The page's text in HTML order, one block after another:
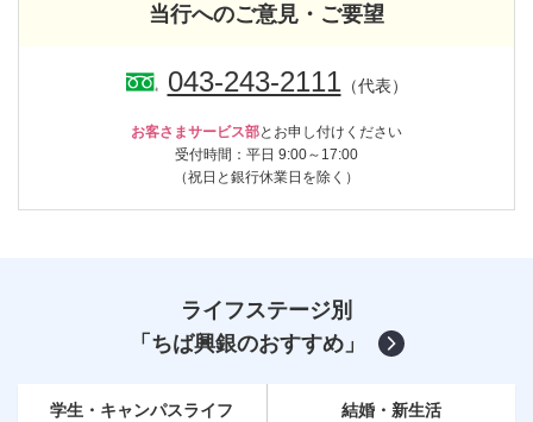
当行へのご意見・ご要望
043-243-2111（代表）
お客さまサービス部とお申し付けください
受付時間：平日 9:00～17:00
（祝日と銀行休業日を除く）
ライフステージ別
「ちば興銀のおすすめ」
学生・キャンパスライフ 結婚・新生活